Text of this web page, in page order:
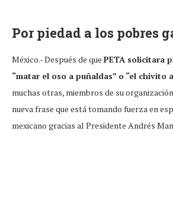
Por piedad a los pobres
México.- Después de que PETA solicitara
“matar el oso a puñaldas” o “el chivito
muchas otras, miembros de su
nueva frase que está tomando fuerza en
mexicano gracias al Presidente Andrés